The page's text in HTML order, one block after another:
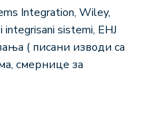
Integration, Wiley,
sistemi, EHJ
( писани изводи са
смернице за